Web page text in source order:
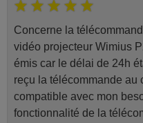
Concerne la
vidéo projecteur Wimius
émis car le délai de 24h
reçu la télécommande au
compatible avec mon
fonctionnalité de la